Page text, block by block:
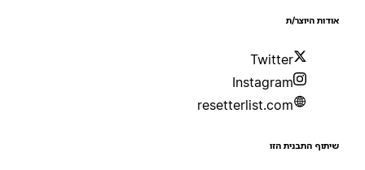
היוצר/ת
Twitter
Instagram
resetterlist.com
התבנית הזו